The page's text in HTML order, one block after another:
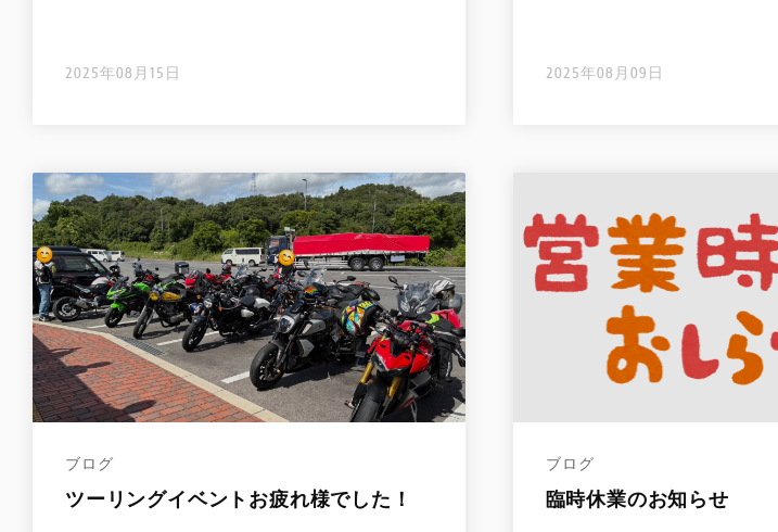
2025年08月15日 2025年08月09日
ブログ
ツーリングイベントお疲れ様でした！
ブログ
臨時休業のお知らせ